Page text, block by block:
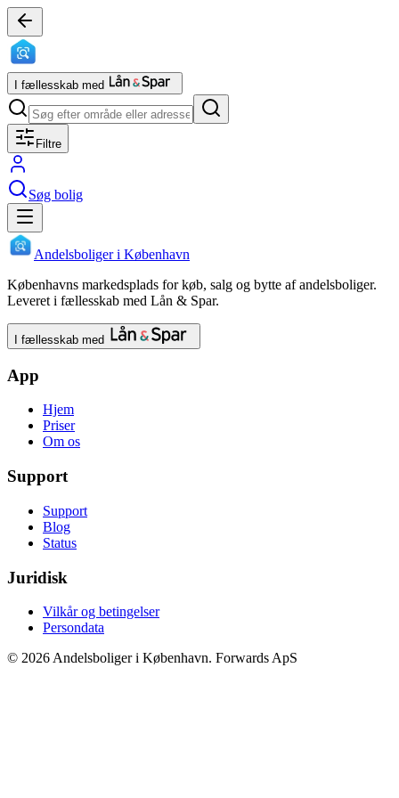
I fællesskab med
Filtre
Søg bolig
Andelsboliger i København
Københavns markedsplads for køb, salg og bytte af andelsboliger.
Leveret i fællesskab med Lån & Spar.
I fællesskab med
App
Hjem
Priser
Om os
Support
Support
Blog
Status
Juridisk
Vilkår og betingelser
Persondata
© 2026 Andelsboliger i København. Forwards ApS